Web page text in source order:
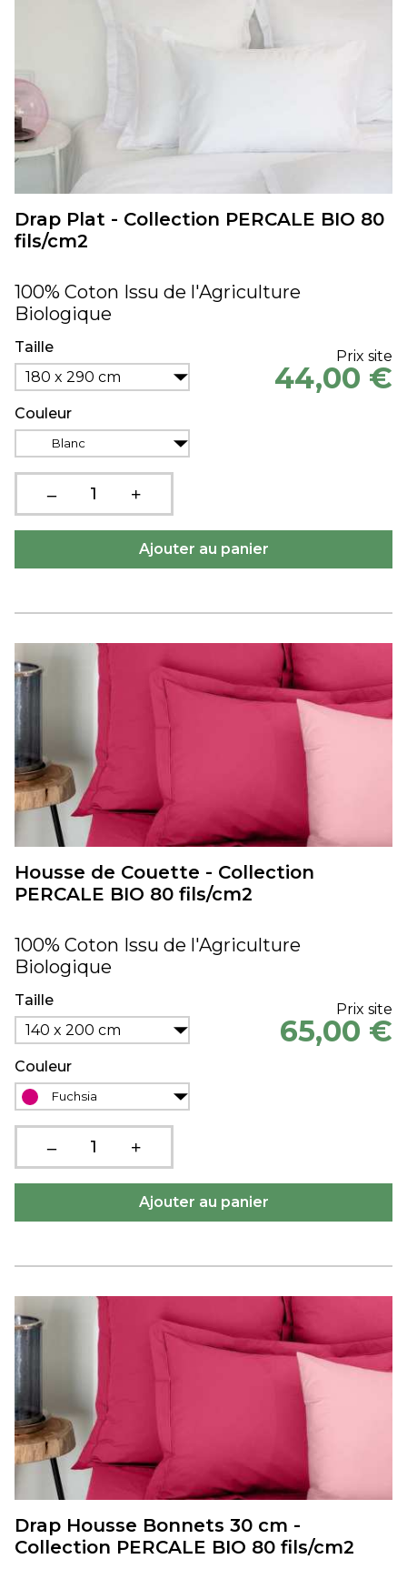
Drap Plat - Collection PERCALE BIO 80
fils/cm2
100% Coton Issu de l'Agriculture
Biologique
Taille
180 x 290 cm
Couleur
Blanc
Prix site
44,00 €
Housse de Couette - Collection
PERCALE BIO 80 fils/cm2
100% Coton Issu de l'Agriculture
Biologique
Taille
140 x 200 cm
Couleur
Fuchsia
Prix site
65,00 €
Drap Housse Bonnets 30 cm -
Collection PERCALE BIO 80 fils/cm2